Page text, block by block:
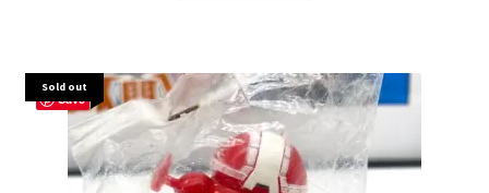
Sold out
Save